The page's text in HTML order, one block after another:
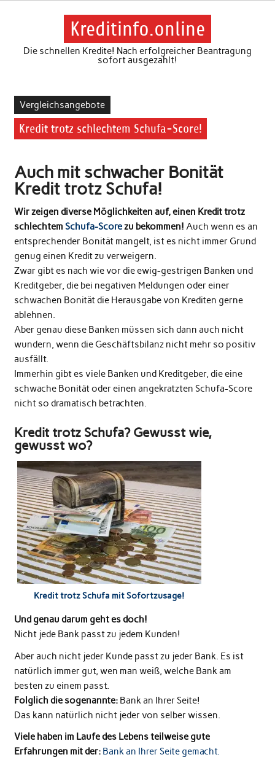
Skip
Kreditinfo.online
Die schnellen Kredite! Nach erfolgreicher Beantragung
sofort ausgezahlt!
Vergleichsangebote
Kredit trotz schlechtem Schufa-Score!
Auch mit schwacher Bonität
Kredit trotz Schufa!
Wir zeigen diverse Möglichkeiten auf, einen Kredit trotz
schlechtem Schufa-Scorezu bekommen! Auch wenn es an
entsprechender Bonität mangelt, ist es nicht immer Grund
genug einen Kredit zu verweigern.
Zwar gibt es nach wie vor die ewig-gestrigen Banken und
Kreditgeber, die bei negativen Meldungen oder einer
schwachen Bonität die Herausgabe von Krediten gerne
ablehnen.
Aber genau diese Banken müssen sich dann auch nicht
wundern, wenn die Geschäftsbilanz nicht mehr so positiv
ausfällt.
Immerhin gibt es viele Banken und Kreditgeber, die eine
schwache Bonität oder einen angekratzten Schufa-Score
nicht so dramatisch betrachten.
Kredit trotz Schufa? Gewusst wie,
gewusst wo?
Kredit trotz Schufa mit Sofortzusage!
Und genau darum geht es doch!
Nicht jede Bank passt zu jedem Kunden!
Aber auch nicht jeder Kunde passt zu jeder Bank. Es ist
natürlich immer gut, wen man weiß, welche Bank am
besten zu einem passt.
Folglich die sogenannte:Bank an Ihrer Seite!
Das kann natürlich nicht jeder von selber wissen.
Viele haben im Laufe des Lebens teilweise gute
Erfahrungen mit der:Bank an Ihrer Seite gemacht.